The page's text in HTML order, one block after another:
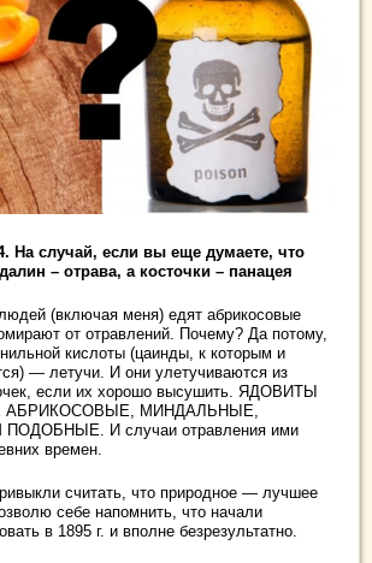
На случай, если вы еще думаете, что
– отрава, а косточки – панацея
(включая меня) едят абрикосовые
от отравлений. Почему? Да потому,
кислоты (цаинды, к которым и
— летучи. И они улетучиваются из
если их хорошо высушить. ЯДОВИТЫ
АБРИКОСОВЫЕ, МИНДАЛЬНЫЕ,
И случаи отравления ими
времен.
считать, что природное — лучшее
себе напомнить, что начали
в 1895 г. и вполне безрезультатно.